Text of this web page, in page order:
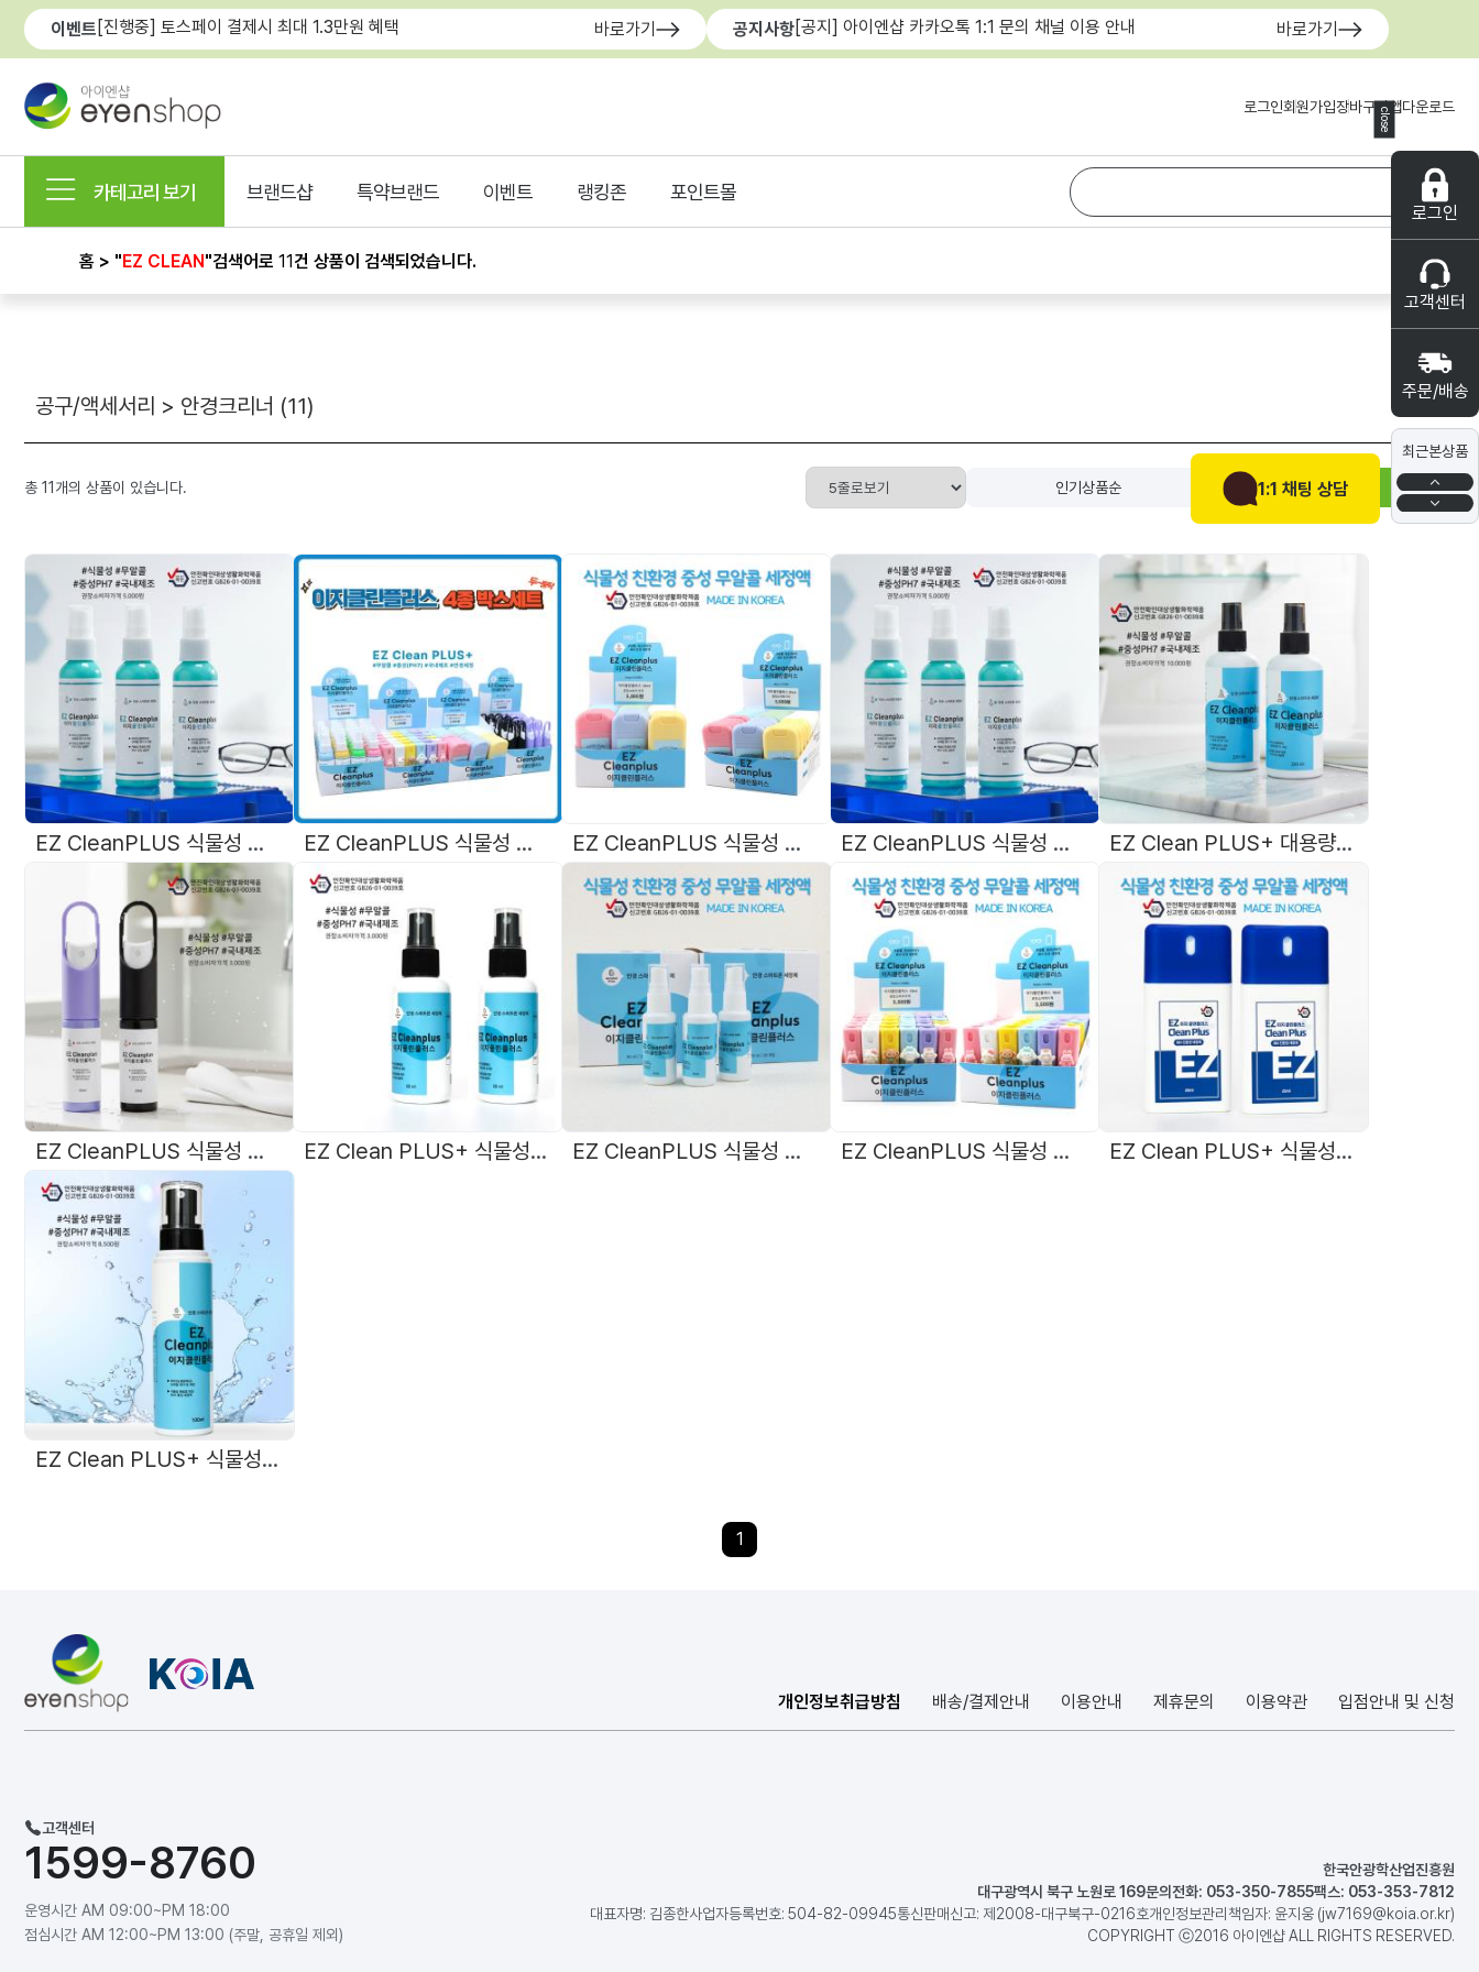
close
로그인
고객센터
주문/배송
최근본상품
1:1 채팅 상담
이벤트 [진행중] 토스페이 결제시 최대 1.3만원 혜택 바로가기 공지사항[공지] 아이엔샵 카카오톡 1:1 문의 채널 이용 안내 바로가기
로그인회원가입장바구니앱다운로드
카테고리 보기 브랜드샵 특약브랜드 이벤트 랭킹존 포인트몰
홈 > "EZ CLEAN"검색어로 11건 상품이 검색되었습니다.
공구/액세서리 > 안경크리너 (11)
총 11 개의 상품이 있습니다. 인기상품순 신상품순
EZ CleanPLUS 식물성 친환경 중성 무알콜 안경세정액 50ml 4종칼라 국내제조 EZ CleanPLUS 식물성 친환경 중성 무알콜 세정제 4종박스세트 국내제조 EZ CleanPLUS 식물성 친환경 중성 무알콜 안경세정제 30ml 국내제조 EZ CleanPLUS 식물성 친환경 중성 무알콜 안경세정액 50ml 4종칼라 국내제조 EZ Clean PLUS+ 대용량 200ml 식물성 친환경 無알콜 중성 안경세정액 국내제조
EZ CleanPLUS 식물성 친환경 중성 무알콜 안경세정제 20ml 국내제조 고리형 EZ Clean PLUS+ 식물성 친환경 無알콜 중성 안경세정액 60m 국내제조l EZ CleanPLUS 식물성 친환경 무알콜 중성 안경세정액 30ml 1박스(20개) 국내제조 EZ CleanPLUS 식물성 친환경 무알콜 중성 안경클리너 10ml 국내제조 EZ Clean PLUS+ 식물성 친환경 無알콜 중성 안경세정액 20ml 카드형 미스트스프레이 국내제조
EZ Clean PLUS+ 식물성 친환경 無알콜 중성 안경세정액 100ml 국내제조
1
개인정보취급방침 배송/결제안내 이용안내 제휴문의 이용약관 입점안내 및 신청
고객센터
1599-8760
운영시간 AM 09:00~PM 18:00
점심시간 AM 12:00~PM 13:00 (주말, 공휴일 제외)
한국안광학산업진흥원
대구광역시 북구 노원로 169문의전화: 053-350-7855팩스: 053-353-7812
대표자명: 김종한사업자등록번호: 504-82-09945통신판매신고: 제2008-대구북구-0216호개인정보관리책임자: 윤지웅 (jw7169@koia.or.kr)
COPYRIGHT ⓒ2016 아이엔샵 ALL RIGHTS RESERVED.